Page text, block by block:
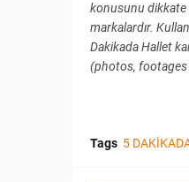
konusunu dikkate
markalardır.
Dakikada Hallet
(photos,
Tags 5